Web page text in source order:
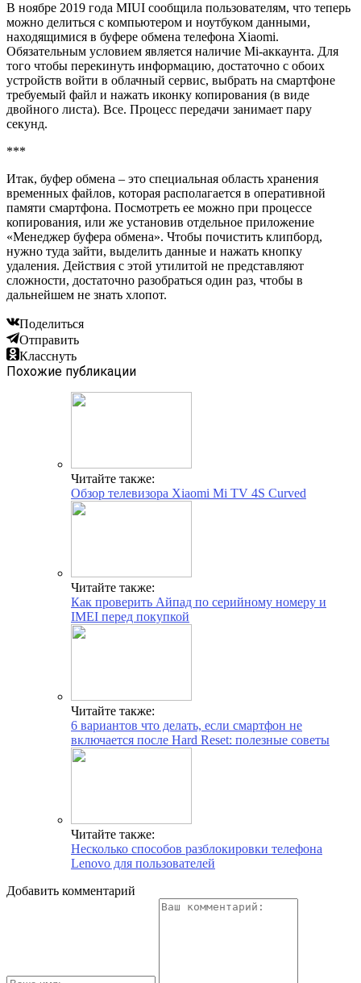
В ноябре 2019 года MIUI сообщила пользователям, что теперь
можно делиться с компьютером и ноутбуком данными,
находящимися в буфере обмена телефона Xiaomi.
Обязательным условием является наличие Mi-аккаунта. Для
того чтобы перекинуть информацию, достаточно с обоих
устройств войти в облачный сервис, выбрать на смартфоне
требуемый файл и нажать иконку копирования (в виде
двойного листа). Все. Процесс передачи занимает пару
секунд.
***
Итак, буфер обмена – это специальная область хранения
временных файлов, которая располагается в оперативной
памяти смартфона. Посмотреть ее можно при процессе
копирования, или же установив отдельное приложение
«Менеджер буфера обмена». Чтобы почистить клипборд,
нужно туда зайти, выделить данные и нажать кнопку
удаления. Действия с этой утилитой не представляют
сложности, достаточно разобраться один раз, чтобы в
дальнейшем не знать хлопот.
Поделиться
Отправить
Класснуть
Похожие публикации
Читайте также:
Обзор телевизора Xiaomi Mi TV 4S Curved
Читайте также:
Как проверить Айпад по серийному номеру и
IMEI перед покупкой
Читайте также:
6 вариантов что делать, если смартфон не
включается после Hard Reset: полезные советы
Читайте также:
Несколько способов разблокировки телефона
Lenovo для пользователей
Добавить комментарий